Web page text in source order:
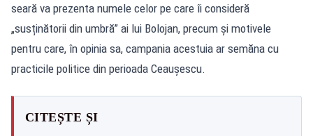
seară va prezenta numele celor pe care îi consideră
„susținătorii din umbră” ai lui Bolojan, precum și motivele
pentru care, în opinia sa, campania acestuia ar semăna cu
practicile politice din perioada Ceaușescu.
CITEȘTE ȘI